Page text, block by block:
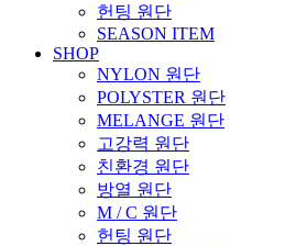
헌팅 원단
SEASON ITEM
SHOP
NYLON 원단
POLYSTER 원단
MELANGE 원단
고강력 원단
친환경 원단
방열 원단
M / C 원단
헌팅 원단